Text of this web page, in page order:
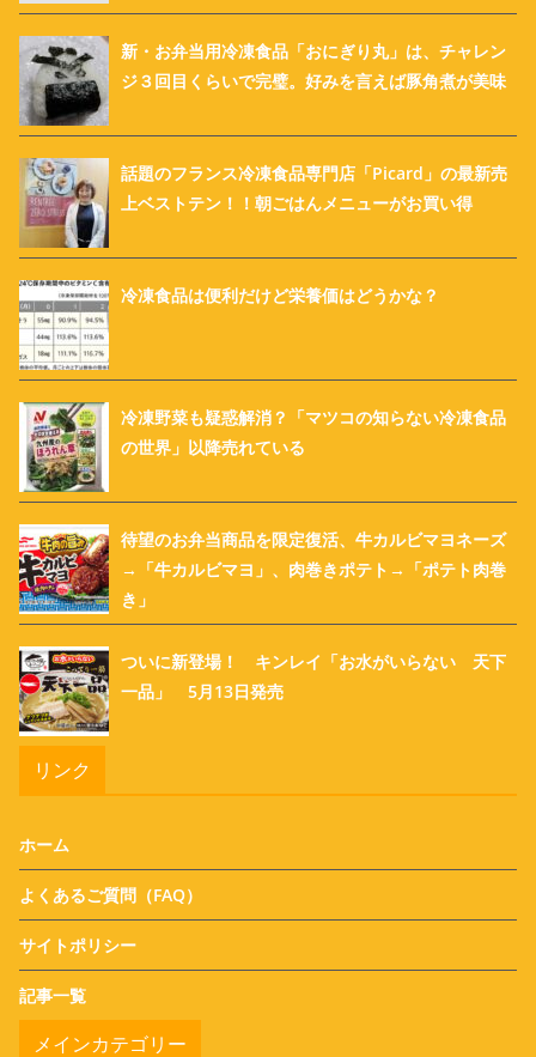
新・お弁当用冷凍食品「おにぎり丸」は、チャレン
ジ３回目くらいで完璧。好みを言えば豚角煮が美味
話題のフランス冷凍食品専門店「Picard」の最新売
上ベストテン！！朝ごはんメニューがお買い得
冷凍食品は便利だけど栄養価はどうかな？
冷凍野菜も疑惑解消？「マツコの知らない冷凍食品
の世界」以降売れている
待望のお弁当商品を限定復活、牛カルビマヨネーズ
→「牛カルビマヨ」、肉巻きポテト→「ポテト肉巻
き」
ついに新登場！ キンレイ「お水がいらない 天下
一品」 5月13日発売
リンク
ホーム
よくあるご質問（FAQ）
サイトポリシー
記事一覧
メインカテゴリー